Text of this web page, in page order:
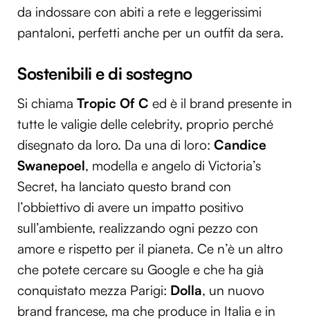
da indossare con abiti a rete e leggerissimi
pantaloni, perfetti anche per un outfit da sera.
Sostenibili e di sostegno
Si chiama Tropic Of C ed è il brand presente in
tutte le valigie delle celebrity, proprio perché
disegnato da loro. Da una di loro: Candice
Swanepoel, modella e angelo di Victoria’s
Secret, ha lanciato questo brand con
l’obbiettivo di avere un impatto positivo
sull’ambiente, realizzando ogni pezzo con
amore e rispetto per il pianeta. Ce n’è un altro
che potete cercare su Google e che ha già
conquistato mezza Parigi: Dolla, un nuovo
brand francese, ma che produce in Italia e in